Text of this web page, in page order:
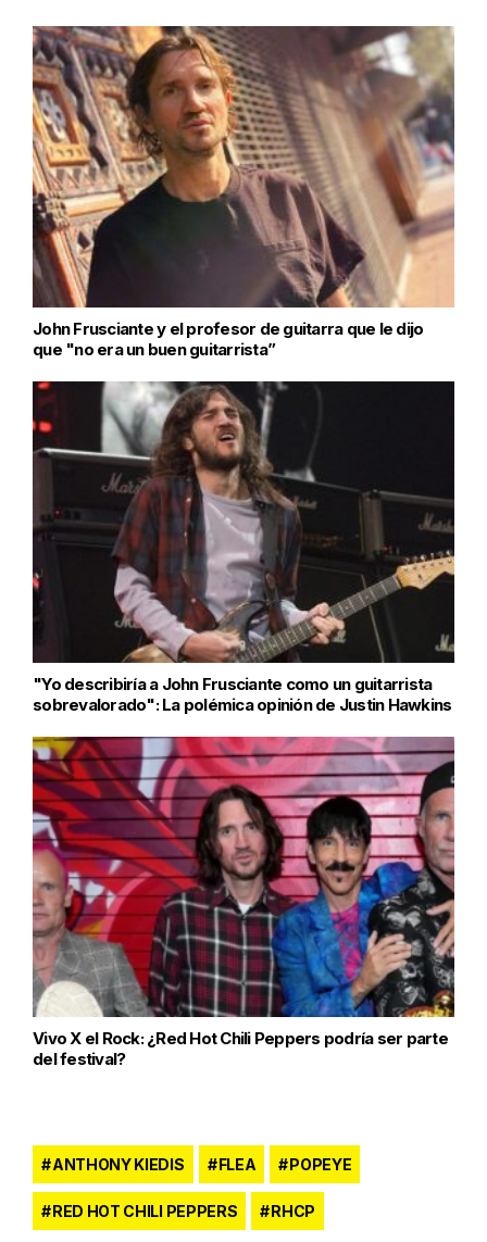
John Frusciante y el profesor de guitarra que le dijo
que "no era un buen guitarrista”
"Yo describiría a John Frusciante como un guitarrista
sobrevalorado": La polémica opinión de Justin Hawkins
Vivo X el Rock: ¿Red Hot Chili Peppers podría ser parte
del festival?
ANTHONY KIEDIS FLEA POPEYE
RED HOT CHILI PEPPERS RHCP